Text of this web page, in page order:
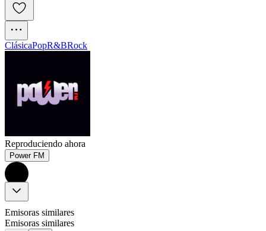
ClásicaPopR&BRock
Reproduciendo ahora
Power FM
Emisoras similares
Emisoras similares